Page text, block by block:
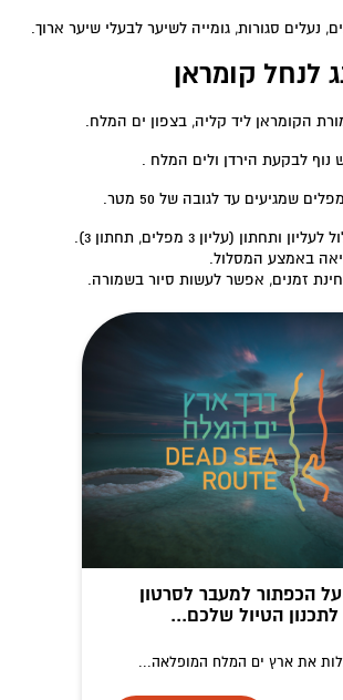
לנחל קומראן
הקומראן ליד קליה, בצפון ים המלח.
נוף לבקעת הירדן ולים המלח .
(עליון 3 מפלים, תחתון 3).
באמצע המסלול.
זמנים, אפשר לעשות סיור בשמורה.
הכפתור למעבר לסרטון
הטיול שלכם...
את ארץ ים המלח המופלאה...